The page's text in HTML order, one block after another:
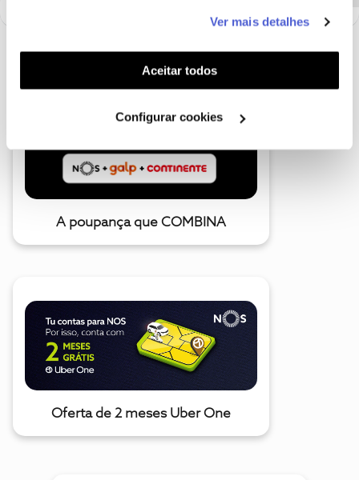
funcionalidades (cookies de personalização e
funcionalidade) e adaptar anúncios aos seus interesses
(cookies de publicidade personalizada). Pode gerir a
utilização dos cookies clicando em "Configurar
Ver mais detalhes
Aceitar todos
Configurar cookies
A poupança que COMBINA
Oferta de 2 meses Uber One